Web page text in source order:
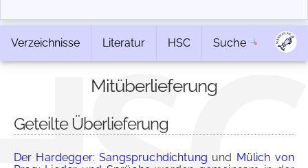
Verzeichnisse Literatur HSC Suche
Mitüberlieferung
Geteilte Überlieferung
Der Hardegger: Sangspruchdichtung und Mülich von